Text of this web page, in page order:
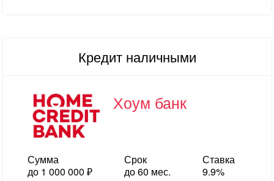
Кредит наличными
Хоум банк
Сумма
до 1 000 000 ₽
Срок
до 60 мес.
Ставка
9.9%